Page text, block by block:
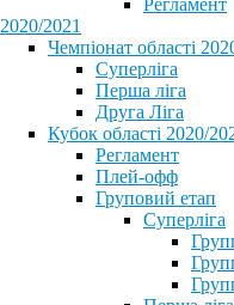
Регламент
2020/2021
Чемпіонат області
Суперліга
Перша ліга
Друга Ліга
Кубок області 2020/
Регламент
Плей-офф
Груповий етап
Суперліга